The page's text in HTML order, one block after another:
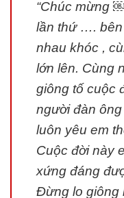
“Chúc mừng
lần thứ …. bên
nhau khóc ,
lớn lên. Cùng
giông tố cuộc
người đàn
luôn yêu em
Cuộc đời này
xứng đáng
Đừng lo giông